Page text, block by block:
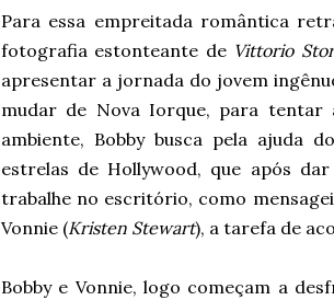
Para essa empreitada romântica
fotografia estonteante de Vittorio
apresentar a jornada do jovem
mudar de Nova Iorque, para tentar
ambiente, Bobby busca pela ajuda
estrelas de Hollywood, que após
trabalhe no escritório, como
Vonnie (Kristen Stewart), a tarefa de
Bobby e Vonnie, logo começam a